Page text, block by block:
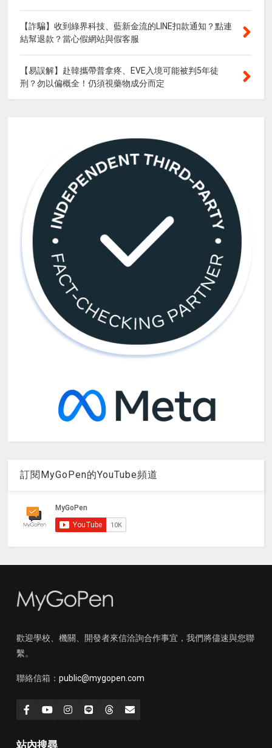
【詐騙】收到綠界科技、藍新金流的LINE扣款通知？點連
結幫退款？當心假網站與假客服
【易誤解】赴韓攜帶普拿疼、EVE入境可能被判5年徒
刑？勿以偏概全！仍須視藥物成分而定
訂閱MyGoPen的YouTube頻道
歡迎學校、機關、開發者來信洽詢合作事宜，我們將儘速與您聯
繫。
聯絡信箱： public@mygopen.com
站內搜尋